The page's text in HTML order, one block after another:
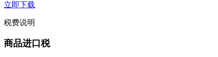
立即下载
税费说明
商品进口税